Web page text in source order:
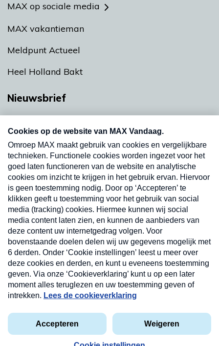
MAX op sociale media
MAX vakantieman
Meldpunt Actueel
Heel Holland Bakt
Nieuwsbrief
nieuwsbrief. Elke vrijdag- en dinsdagochtend in
uw mailbox.
Verzend
Privacyverklaring
Cookieverklaring
Kwetsbaarheid melden
Copyright © 2026 MAX Vandaag - Omroep MAX
Nieuwsbrief
Neem hier een gratis abonnement op onze
nieuwsbrief. Elke vrijdag- en dinsdagochtend in uw